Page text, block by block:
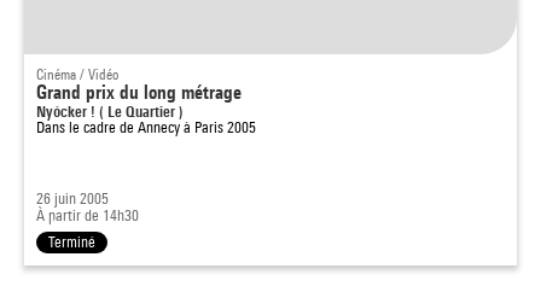
Cinéma / Vidéo
Grand prix du long métrage
Nyócker ! ( Le Quartier )
Dans le cadre de Annecy à Paris 2005
26 juin 2005
À partir de 14h30
Terminé